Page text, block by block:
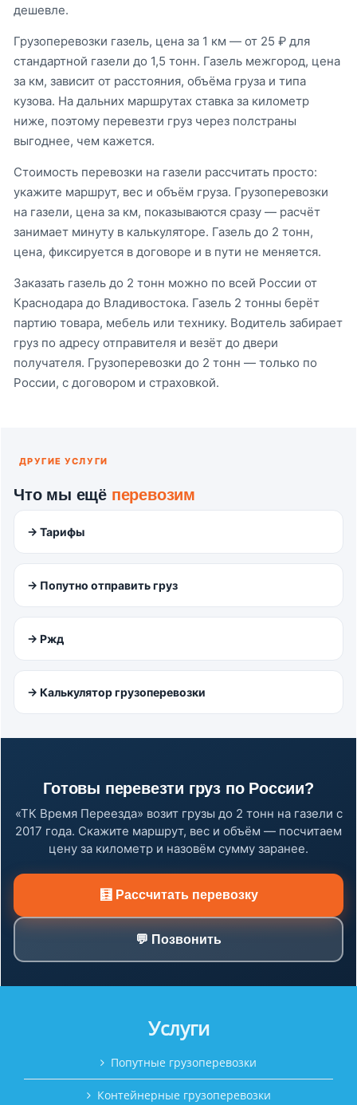
дешевле.
Грузоперевозки газель, цена за 1 км — от 25 ₽ для
стандартной газели до 1,5 тонн. Газель межгород, цена
за км, зависит от расстояния, объёма груза и типа
кузова. На дальних маршрутах ставка за километр
ниже, поэтому перевезти груз через полстраны
выгоднее, чем кажется.
Стоимость перевозки на газели рассчитать просто:
укажите маршрут, вес и объём груза. Грузоперевозки
на газели, цена за км, показываются сразу — расчёт
занимает минуту в калькуляторе. Газель до 2 тонн,
цена, фиксируется в договоре и в пути не меняется.
Заказать газель до 2 тонн можно по всей России от
Краснодара до Владивостока. Газель 2 тонны берёт
партию товара, мебель или технику. Водитель забирает
груз по адресу отправителя и везёт до двери
получателя. Грузоперевозки до 2 тонн — только по
России, с договором и страховкой.
ДРУГИЕ УСЛУГИ
Что мы ещё перевозим
→ Тарифы
→ Попутно отправить груз
→ Ржд
→ Калькулятор грузоперевозки
Готовы перевезти груз по России?
«ТК Время Переезда» возит грузы до 2 тонн на газели с
2017 года. Скажите маршрут, вес и объём — посчитаем
цену за километр и назовём сумму заранее.
🧮 Рассчитать перевозку
💬 Позвонить
Услуги
Попутные грузоперевозки
Контейнерные грузоперевозки